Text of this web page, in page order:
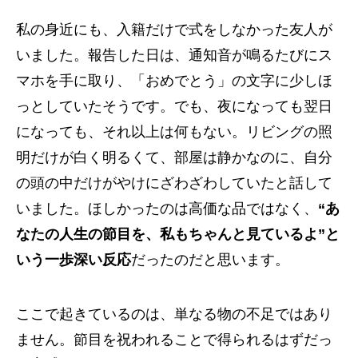
私の身近にも、入籍だけで式をしなかった友人が
いました。報告した日は、通知音が鳴るたびにス
マホを手に取り、「おめでとう」の文字に少しほ
っとしていたそうです。でも、夜になっても翌日
になっても、それ以上は何もない。リビングの照
明だけが白く明るくて、部屋は静かなのに、自分
の頭の中だけがやけにざわざわしていたと話して
いました。ほしかったのは高価な品ではなく、 “あ
なたの人生の節目を、私もちゃんと見ているよ”と
いう一歩深い反応だったのだと思います。
ここで起きているのは、単なる物の不足ではあり
ません。節目を祝われることで得られるはずだっ